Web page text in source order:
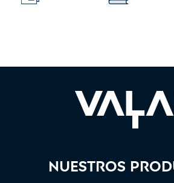
Nuestros